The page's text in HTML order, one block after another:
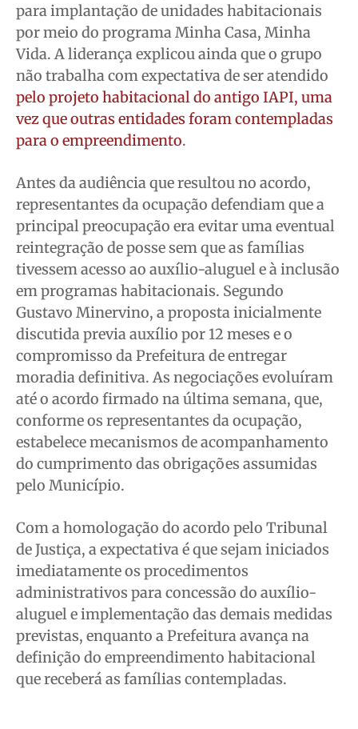
para implantação de unidades habitacionais
por meio do programa Minha Casa, Minha
Vida. A liderança explicou ainda que o grupo
não trabalha com expectativa de ser atendido
pelo projeto habitacional do antigo IAPI, uma
vez que outras entidades foram contempladas
para o empreendimento.
Antes da audiência que resultou no acordo,
representantes da ocupação defendiam que a
principal preocupação era evitar uma eventual
reintegração de posse sem que as famílias
tivessem acesso ao auxílio-aluguel e à inclusão
em programas habitacionais. Segundo
Gustavo Minervino, a proposta inicialmente
discutida previa auxílio por 12 meses e o
compromisso da Prefeitura de entregar
moradia definitiva. As negociações evoluíram
até o acordo firmado na última semana, que,
conforme os representantes da ocupação,
estabelece mecanismos de acompanhamento
do cumprimento das obrigações assumidas
pelo Município.
Com a homologação do acordo pelo Tribunal
de Justiça, a expectativa é que sejam iniciados
imediatamente os procedimentos
administrativos para concessão do auxílio-
aluguel e implementação das demais medidas
previstas, enquanto a Prefeitura avança na
definição do empreendimento habitacional
que receberá as famílias contempladas.